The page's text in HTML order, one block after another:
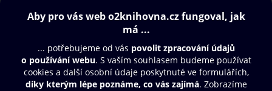
Obsah ke stažení
Moje O2 Knihovna